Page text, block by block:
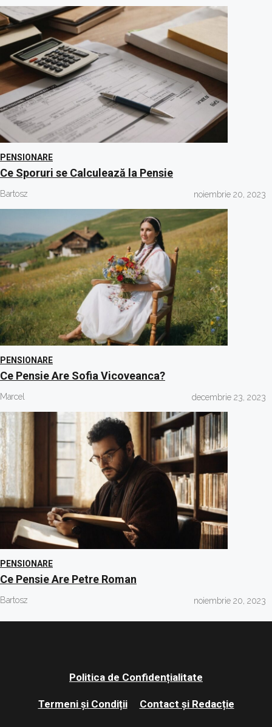
PENSIONARE
Ce Sporuri se Calculează la Pensie
Bartosz noiembrie 20, 2023
PENSIONARE
Ce Pensie Are Sofia Vicoveanca?
Marcel decembrie 23, 2023
PENSIONARE
Ce Pensie Are Petre Roman
Bartosz noiembrie 20, 2023
Politica de Confidențialitate
Termeni și Condiții Contact și Redacție